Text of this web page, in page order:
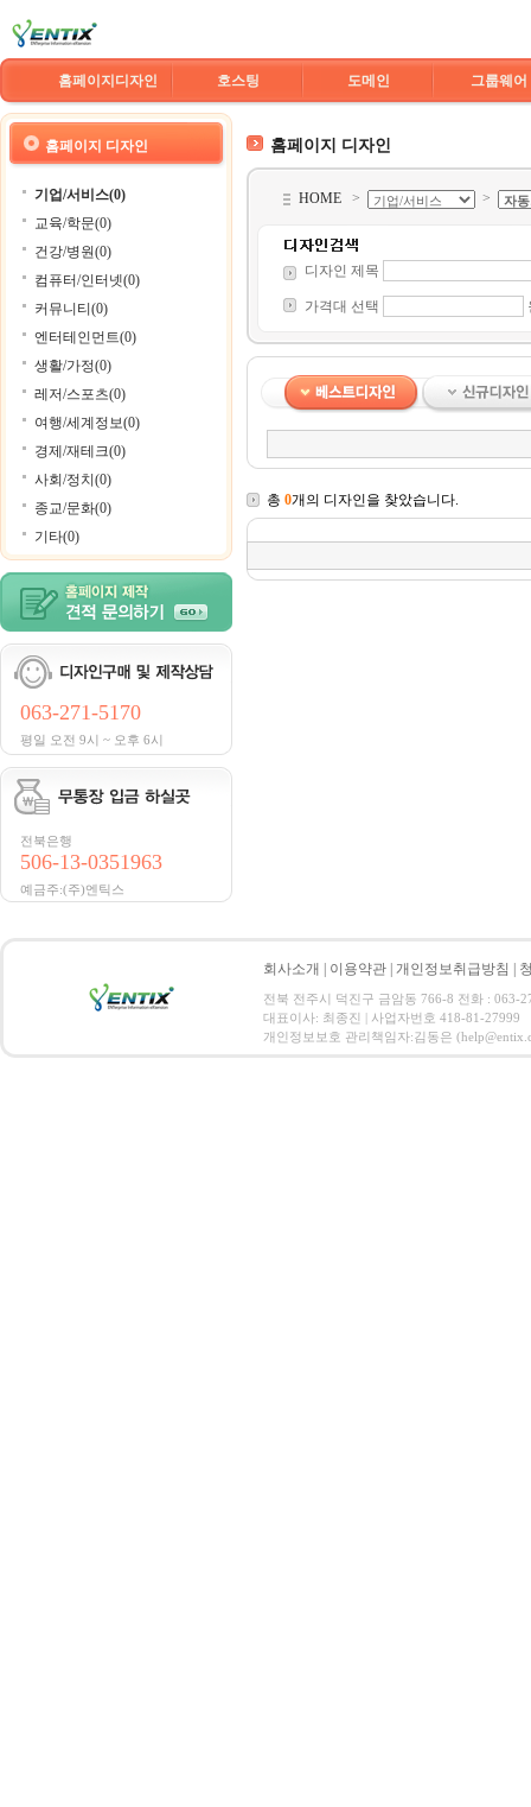
홈페이지디자인 호스팅 도메인 그룹웨어
홈페이지 디자인
기업/서비스(0)
교육/학문(0)
건강/병원(0)
컴퓨터/인터넷(0)
커뮤니티(0)
엔터테인먼트(0)
생활/가정(0)
레저/스포츠(0)
여행/세계정보(0)
경제/재테크(0)
사회/정치(0)
종교/문화(0)
기타(0)
063-271-5170
평일 오전 9시 ~ 오후 6시
전북은행
506-13-0351963
예금주:(주)엔틱스
홈페이지 디자인
HOME > >
디자인 제목
가격대 선택
총 0개의 디자인을 찾았습니다.
회사소개 이용약관 개인정보취급방침
전북 전주시 덕진구 금암동 766-8 전화 : 063-
대표이사: 최종진 | 사업자번호 418-81-27999
개인정보보호 관리책임자:김동은